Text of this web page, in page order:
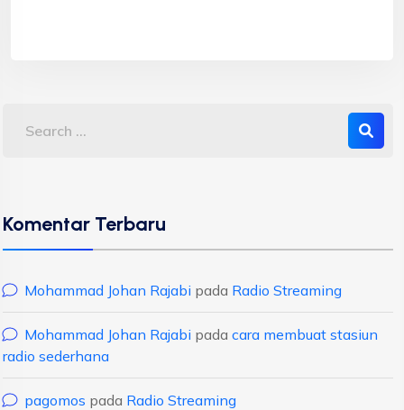
Komentar Terbaru
Mohammad Johan Rajabi pada Radio Streaming
Mohammad Johan Rajabi pada cara membuat stasiun
radio sederhana
pagomos pada Radio Streaming